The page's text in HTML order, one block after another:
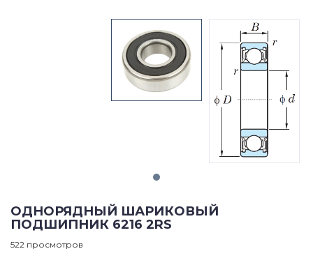
ОДНОРЯДНЫЙ ШАРИКОВЫЙ
ПОДШИПНИК 6216 2RS
522 просмотров